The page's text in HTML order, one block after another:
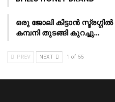
ഒരു ജോലി കിട്ടാൻ
കമ്പനി തുടങ്ങി കുറച്ചു…
PREV NEXT 1 of 55